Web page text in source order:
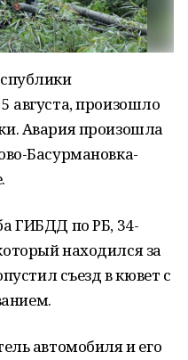
августа, произошло
Авария произошла
Басурмановка-
ГИБДД по РБ, 34-
находился за
съезд в кювет с
автомобиля и его